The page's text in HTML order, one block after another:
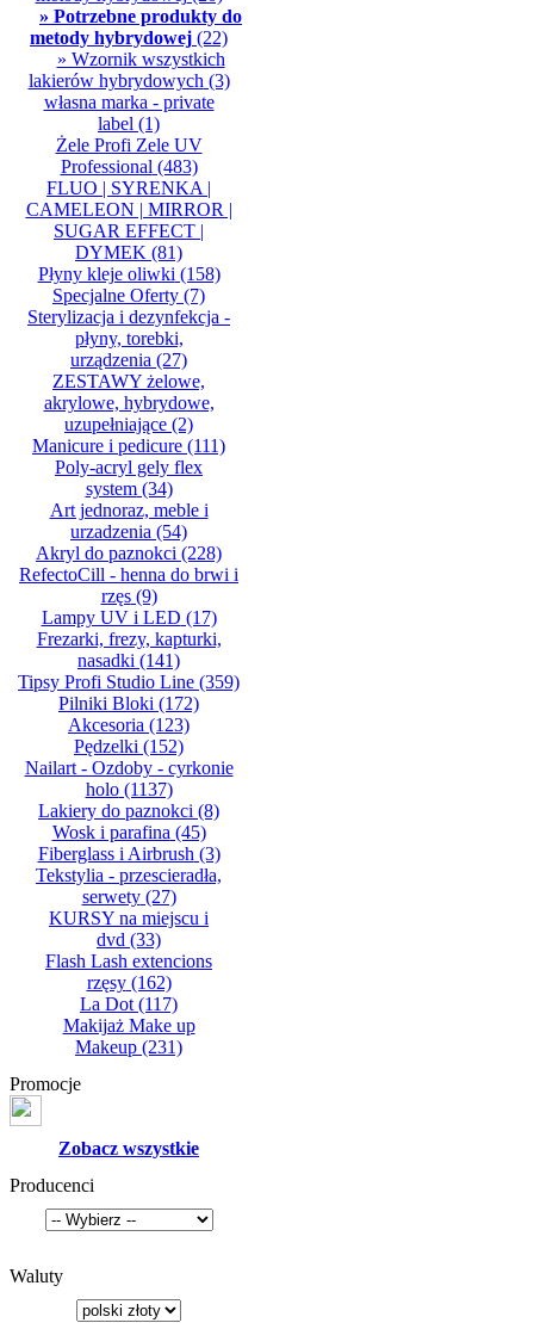
» Potrzebne produkty do
metody hybrydowej (22)
» Wzornik wszystkich
lakierów hybrydowych (3)
własna marka - private
label (1)
Żele Profi Zele UV
Professional (483)
FLUO | SYRENKA |
CAMELEON | MIRROR |
SUGAR EFFECT |
DYMEK (81)
Płyny kleje oliwki (158)
Specjalne Oferty (7)
Sterylizacja i dezynfekcja -
płyny, torebki,
urządzenia (27)
ZESTAWY żelowe,
akrylowe, hybrydowe,
uzupełniające (2)
Manicure i pedicure (111)
Poly-acryl gely flex
system(34)
Art jednoraz, meble i
urzadzenia (54)
Akryl do paznokci (228)
RefectoCill - henna do brwi i
rzęs(9)
Lampy UV i LED (17)
Frezarki, frezy, kapturki,
nasadki (141)
Tipsy Profi Studio Line (359)
Pilniki Bloki (172)
Akcesoria (123)
Pędzelki (152)
Nailart - Ozdoby - cyrkonie
holo(1137)
Lakiery do paznokci (8)
Wosk i parafina (45)
Fiberglass i Airbrush (3)
Tekstylia - przescieradła,
serwety(27)
KURSY na miejscu i
dvd (33)
Flash Lash extencions
rzęsy(162)
La Dot (117)
Makijaż Make up
Makeup (231)
Promocje
Zobacz wszystkie
Producenci
Waluty